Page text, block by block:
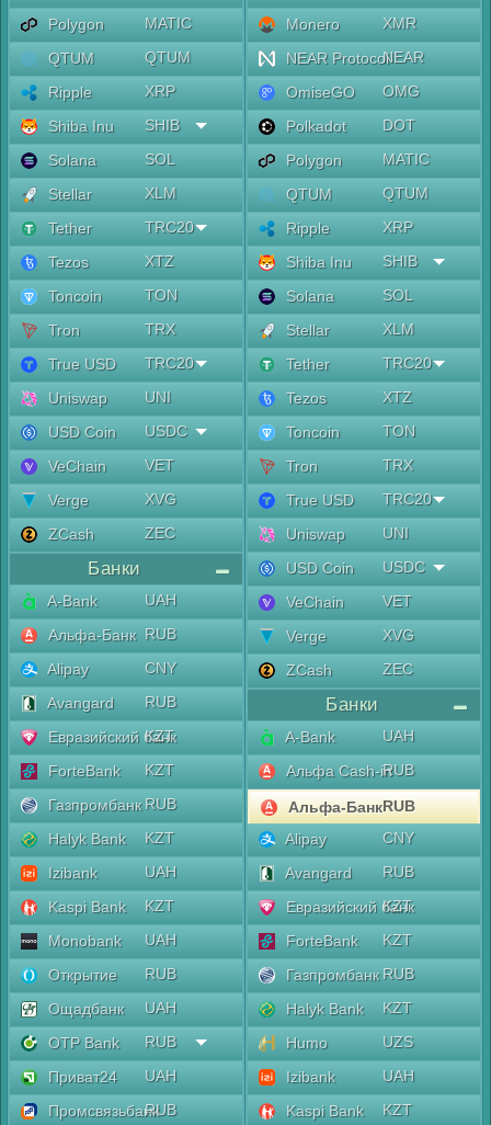
Polygon
MATIC
QTUM
QTUM
Ripple
XRP
Shiba Inu
SHIB
Solana
SOL
Stellar
XLM
Tether
TRC20
Tezos
XTZ
Toncoin
TON
Tron
TRX
True USD
TRC20
Uniswap
UNI
USD Coin
USDC
VeChain
VET
Verge
XVG
ZCash
ZEC
Банки
A-Bank
UAH
Альфа-Банк RUB
Alipay
CNY
Avangard
RUB
Евразийский банк
KZT
ForteBank
KZT
Газпромбанк RUB
Halyk Bank
KZT
Izibank
UAH
Kaspi Bank
KZT
Monobank
UAH
Открытие
RUB
Ощадбанк
UAH
OTP Bank
RUB
Приват24
UAH
ПромсвязьбанкRUB
Monero
XMR
NEAR ProtocolNEAR
OmiseGO
OMG
Polkadot
DOT
Polygon
MATIC
QTUM
QTUM
Ripple
XRP
Shiba Inu
SHIB
Solana
SOL
Stellar
XLM
Tether
TRC20
Tezos
XTZ
Toncoin
TON
Tron
TRX
True USD
TRC20
Uniswap
UNI
USD Coin
USDC
VeChain
VET
Verge
XVG
ZCash
ZEC
Банки
A-Bank
UAH
Альфа Cash-inRUB
Альфа-БанкRUB
Alipay
CNY
Avangard
RUB
Евразийский банк
KZT
ForteBank
KZT
Газпромбанк RUB
Halyk Bank
KZT
Humo
UZS
Izibank
UAH
Kaspi Bank
KZT